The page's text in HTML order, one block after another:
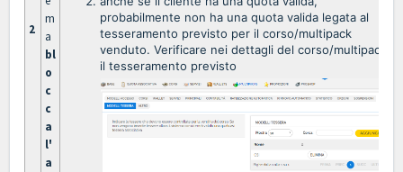
2
m
a
bl
o
c
c
a
l'
a
probabilmente non ha una quota valida legata al
tesseramento previsto per il corso/multipack
venduto. Verificare nei dettagli del corso/multipack
il tesseramento previsto